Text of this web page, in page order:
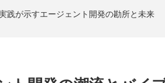
践が示すエージェント開発の勘所と未来